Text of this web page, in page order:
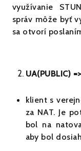
využívanie
správ môže byť
sa otvorí
UA(PUBLIC) =>
klient s
za NAT. Je
bol na
aby bol